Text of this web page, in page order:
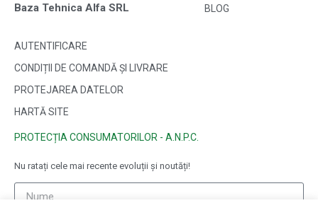
Baza Tehnica Alfa SRL
BLOG
AUTENTIFICARE
CONDIȚII DE COMANDĂ ȘI LIVRARE
PROTEJAREA DATELOR
HARTĂ SITE
PROTECȚIA CONSUMATORILOR - A.N.P.C.
Nu ratați cele mai recente evoluții și noutăți!